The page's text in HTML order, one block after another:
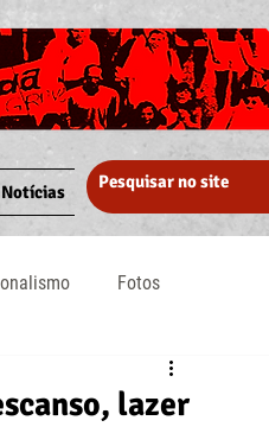
Notícias
Fotos
lazer